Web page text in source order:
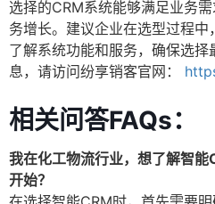
选择的CRM系统能够满足业务
务增长。建议企业在选型过程
了解系统功能和服务，确保选
息，请访问纷享销客官网：
相关问答FAQs：
我在化工物流行业，想了解智
开始？